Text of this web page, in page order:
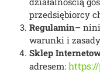
przedsiębiorcy
Regulamin–
warunki i
Sklep
adresem: